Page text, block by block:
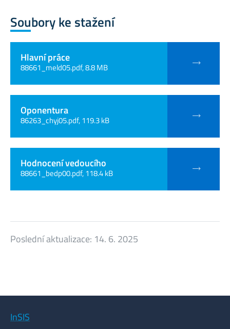
Soubory ke stažení
Hlavní práce
88661_meld05.pdf, 8.8 MB
Oponentura
86263_chyj05.pdf, 119.3 kB
Hodnocení vedoucího
88661_bedp00.pdf, 118.4 kB
Poslední aktualizace: 14. 6. 2025
InSIS